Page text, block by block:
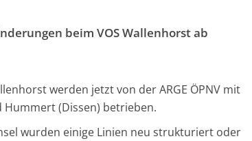
beim VOS Wallenhorst ab
werden jetzt von der ARGE ÖPNV mit
(Dissen) betrieben.
wurden einige Linien neu strukturiert oder